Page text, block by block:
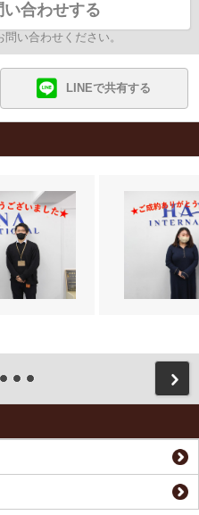
い合わせする
い合わせください。
LINEで共有する